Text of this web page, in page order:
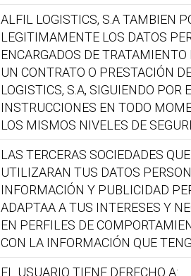
ALFIL LOGISTICS, S.A TAMBIEN
LEGITIMAMENTE LOS DATOS
ENCARGADOS DE
UN CONTRATO O PRESTACIÓN
LOGISTICS, S.A, SIGUIENDO POR
INSTRUCCIONES EN TODO
LOS MISMOS NIVELES DE
LAS TERCERAS SOCIEDADES
UTILIZARAN TUS DATOS
INFORMACIÓN Y PUBLICIDAD
ADAPTAA A TUS INTERESES Y
EN PERFILES DE
CON LA INFORMACIÓN QUE
EL USUARIO TIENE DERECHO A: